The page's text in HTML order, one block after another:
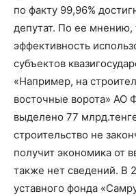
по факту 99,96%
депутат. По ее мнению,
эффективность
субъектов
«Например, на
восточные ворота» АО
выделено 77
строительство не
получит экономика от
также нет сведений. В
уставного фонда